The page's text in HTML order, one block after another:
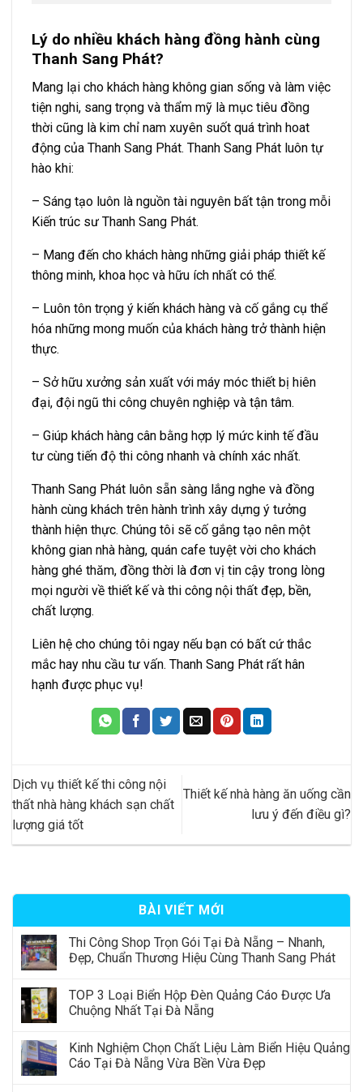
Lý do nhiều khách hàng đồng hành cùng
Thanh Sang Phát?
Mang lại cho khách hàng không gian sống và làm việc
tiện nghi, sang trọng và thẩm mỹ là mục tiêu đồng
thời cũng là kim chỉ nam xuyên suốt quá trình hoat
động của Thanh Sang Phát. Thanh Sang Phát luôn tự
hào khi:
– Sáng tạo luôn là nguồn tài nguyên bất tận trong mỗi
Kiến trúc sư Thanh Sang Phát.
– Mang đến cho khách hàng những giải pháp thiết kế
thông minh, khoa học và hữu ích nhất có thể.
– Luôn tôn trọng ý kiến khách hàng và cố gắng cụ thể
hóa những mong muốn của khách hàng trở thành hiện
thực.
– Sở hữu xưởng sản xuất với máy móc thiết bị hiên
đại, đội ngũ thi công chuyên nghiệp và tận tâm.
– Giúp khách hàng cân bằng hợp lý mức kinh tế đầu
tư cùng tiến độ thi công nhanh và chính xác nhất.
Thanh Sang Phát luôn sẵn sàng lắng nghe và đồng
hành cùng khách trên hành trình xây dựng ý tưởng
thành hiện thực. Chúng tôi sẽ cố gắng tạo nên một
không gian nhà hàng, quán cafe tuyệt vời cho khách
hàng ghé thăm, đồng thời là đơn vị tin cậy trong lòng
mọi người về thiết kế và thi công nội thất đẹp, bền,
chất lượng.
Liên hệ cho chúng tôi ngay nếu bạn có bất cứ thắc
mắc hay nhu cầu tư vấn. Thanh Sang Phát rất hân
hạnh được phục vụ!
Dịch vụ thiết kế thi công nội
thất nhà hàng khách sạn chất
lượng giá tốt
Thiết kế nhà hàng ăn uống cần
lưu ý đến điều gì?
BÀI VIẾT MỚI
Thi Công Shop Trọn Gói Tại Đà Nẵng – Nhanh,
Đẹp, Chuẩn Thương Hiệu Cùng Thanh Sang Phát
TOP 3 Loại Biển Hộp Đèn Quảng Cáo Được Ưa
Chuộng Nhất Tại Đà Nẵng
Kinh Nghiệm Chọn Chất Liệu Làm Biển Hiệu Quảng
Cáo Tại Đà Nẵng Vừa Bền Vừa Đẹp